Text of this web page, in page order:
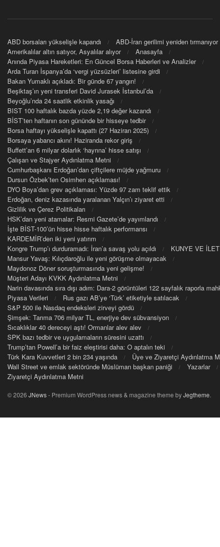
ABD borsaları yükselişle kapandı
ABD-İran gerilimi yeniden tırmanıyor
Amerikalılar altın satıyor, Asyalılar alıyor
Anasayfa
Anında Piyasa Hareketleri: En Güncel Borsa Haberleri ve Analizler
Arda Turan İspanya’da ‘vergi yüzsüzleri’ listesine girdi
Bakan Yumaklı açıkladı: Bir günde 67 yangın!
Beşiktaş’ın yeni transferi David Jurasek İstanbul’da
Beyoğlu’nda 24 saatlik etkinlik yasağı
BIST 100 haftalık bazda yüzde 2,19 değer kazandı
BİST’ten haftanın son gününde bir hisseye tedbir
Borsa haftayı yükselişle kapattı (27 Haziran 2025)
Borsaya yabancı akını! Haziranda rekor giriş
Buffett’an 6 milyar dolarlık ‘hayrına’ hisse satışı
Çalışan ve Stajyer Aydınlatma Metni
Cumhurbaşkanı Erdoğan’dan çiftçilere müjde yağmuru
Dursun Özbek’ten Osimhen açıklaması!
DYO Boya’dan grev açıklaması: Yüzde 97 zam teklif ettik
Erdoğan, deniz kazasında yaralanan Yalçın’ı ziyaret etti
Gizlilik ve Çerez Politikaları
HSK’dan yeni atamalar: Resmi Gazete’de yayımlandı
İşte BİST-100’ün hisse hisse haftalık performansı
KARDEMİR’den iki yeni yatırım
Kongre Trump’ı durduramadı: İran’a savaş yolu açıldı
KUNYE VE
Mansur Yavaş: Kılıçdaroğlu ile yeni görüşme olmayacak
Maydonoz Döner soruşturmasında yeni gelişme!
Müşteri Adayı KVKK Aydınlatma Metni
Narin davasında sıra dışı adım: Dara-2 görüntüleri 122 sayfalık raporla
Piyasa Verileri
Rus gazı AB’ye ‘Türk’ etiketiyle satılacak
S&P 500 ile Nasdaq endeksleri zirveyi gördü
Şimşek: Tarıma 706 milyar TL, enerjiye dev sübvansiyon
Sıcaklıklar 40 dereceyi aştı! Ormanlar alev alev
SPK bazı tedbir ve uygulamaların süresini uzattı
Trump’tan Powell’a bir faiz eleştirisi daha: O aptalın teki
Türk Kara Kuvvetleri 2 bin 234 yaşında
Üye ve Ziyaretçi Aydınlatma
Wall Street ve emlak sektöründe Müslüman başkan paniği
Yazarlar
Ziyaretçi Aydınlatma Metni
© 2026 JNews- Premium WordPress news & magazine theme byJegtheme.